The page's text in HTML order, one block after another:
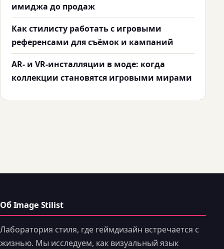
имиджа до продаж
Как стилисту работать с игровыми
референсами для съёмок и кампаний
AR- и VR-инсталляции в моде: когда
коллекции становятся игровыми мирами
Об Image Stilist
Лаборатория стиля, где геймдизайн встречается с
жизнью. Мы исследуем, как визуальный язык